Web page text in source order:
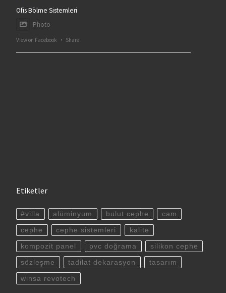
Ofis Bölme Sistemleri
Photo
View on Facebook · Share
Etiketler
#villa alüminyum bulut cephe cam
cephe cephe sistemleri kalite
kompozit panel pvc doğrama silikon cephe
sözleşme tadilat dekarasyon tasarım
winsa revotech